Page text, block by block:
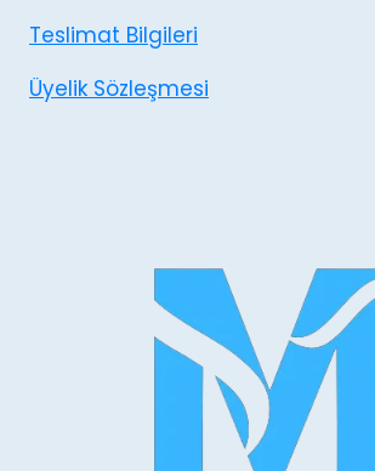
Teslimat Bilgileri
Üyelik Sözleşmesi